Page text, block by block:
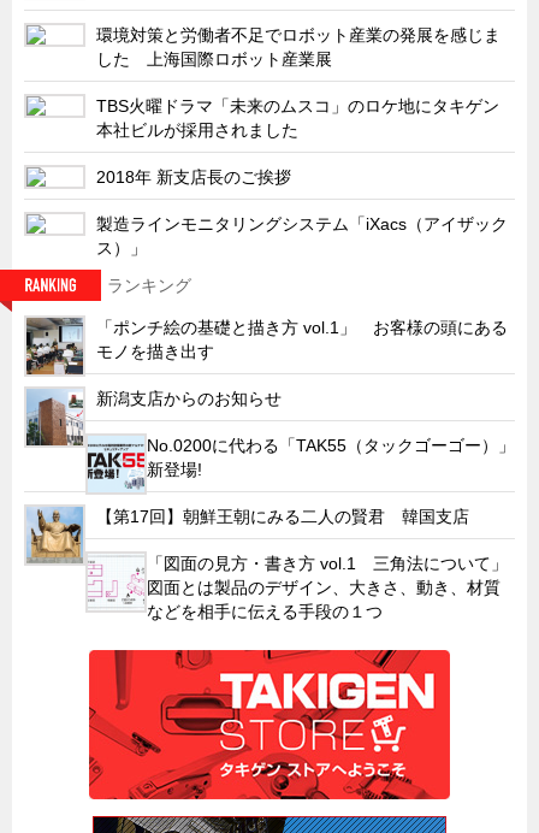
環境対策と労働者不足でロボット産業の発展を感じま
した 上海国際ロボット産業展
TBS火曜ドラマ「未来のムスコ」のロケ地にタキゲン
本社ビルが採用されました
2018年 新支店長のご挨拶
製造ラインモニタリングシステム「iXacs（アイザック
ス）」
ランキング
「ポンチ絵の基礎と描き方 vol.1」 お客様の頭にある
モノを描き出す
新潟支店からのお知らせ
No.0200に代わる「TAK55（タックゴーゴー）」
新登場!
【第17回】朝鮮王朝にみる二人の賢君 韓国支店
「図面の見方・書き方 vol.1 三角法について」
図面とは製品のデザイン、大きさ、動き、材質
などを相手に伝える手段の１つ